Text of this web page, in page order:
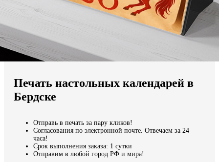
Мы доставляем по всему миру
Продолжить без города
Печать настольных календарей в
Бердске
Отправь в печать за пару кликов!
Согласования по электронной почте. Отвечаем за 24
часа!
Срок выполнения заказа: 1 сутки
Отправим в любой город РФ и мира!